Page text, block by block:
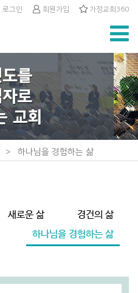
로그인 회원가입 가정교회360
> 하나님을 경험하는 삶
새로운 삶
경건의 삶
하나님을 경험하는 삶